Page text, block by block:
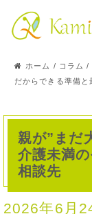
ホーム / コラム /
だからできる準備と
親が”まだ
介護未満
相談先
2026年6月